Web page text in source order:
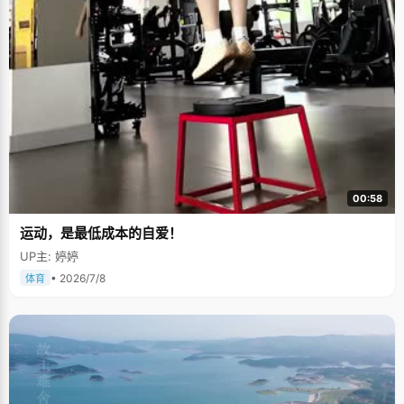
00:58
运动，是最低成本的自爱！
UP主: 婷婷
体育 • 2026/7/8